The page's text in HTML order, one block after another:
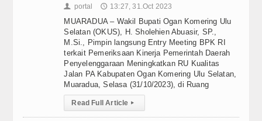
👤 portal 🕔 13:27, 31.Oct 2023
MUARADUA – Wakil Bupati Ogan Komering Ulu
Selatan (OKUS), H. Sholehien Abuasir, SP.,
M.Si., Pimpin langsung Entry Meeting BPK RI
terkait Pemeriksaan Kinerja Pemerintah Daerah
Penyelenggaraan Meningkatkan RU Kualitas
Jalan PA Kabupaten Ogan Komering Ulu Selatan,
Muaradua, Selasa (31/10/2023), di Ruang
Read Full Article ▸